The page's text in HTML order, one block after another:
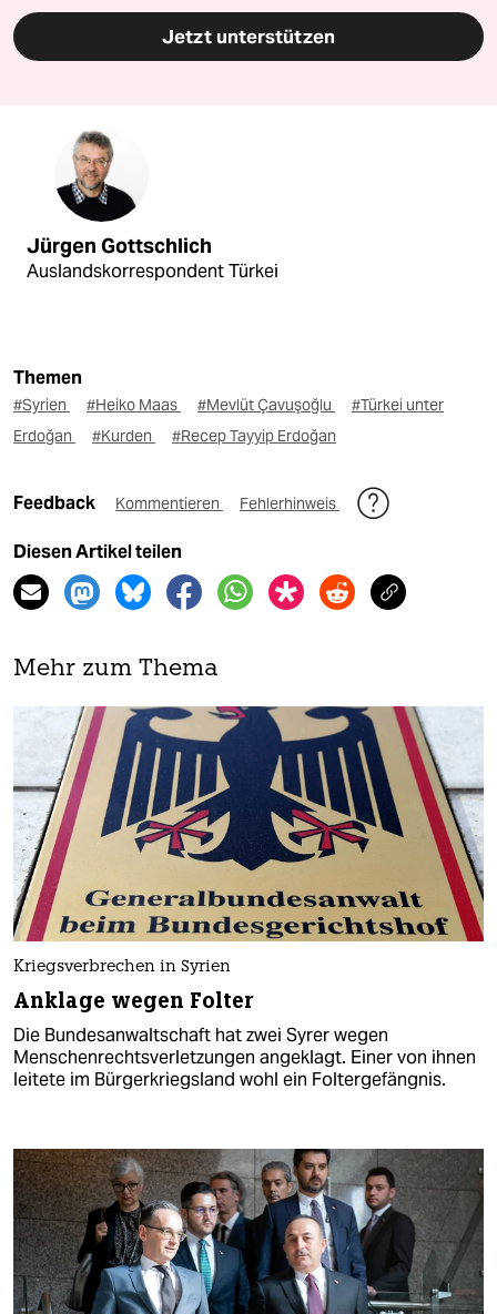
Jetzt unterstützen
Jürgen Gottschlich
Auslandskorrespondent Türkei
Themen
#Syrien #Heiko Maas #Mevlüt Çavuşoğlu
#Türkei unter
Erdoğan
#Kurden #Recep Tayyip Erdoğan
Feedback Kommentieren Fehlerhinweis
Diesen Artikel teilen
Mehr zum Thema
Kriegsverbrechen in Syrien
Anklage wegen Folter
Die Bundesanwaltschaft hat zwei Syrer wegen
Menschenrechtsverletzungen angeklagt. Einer von ihnen
leitete im Bürgerkriegsland wohl ein Foltergefängnis.